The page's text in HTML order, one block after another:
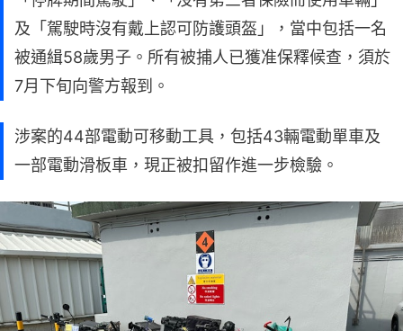
及「駕駛時沒有戴上認可防護頭盔」，當中包括一名
被通緝58歲男子。所有被捕人已獲准保釋候查，須於
7月下旬向警方報到。
涉案的44部電動可移動工具，包括43輛電動單車及
一部電動滑板車，現正被扣留作進一步檢驗。